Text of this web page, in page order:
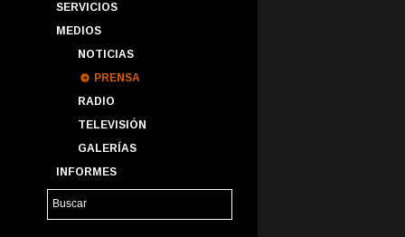
SERVICIOS
MEDIOS
NOTICIAS
PRENSA
RADIO
TELEVISIÓN
GALERÍAS
INFORMES